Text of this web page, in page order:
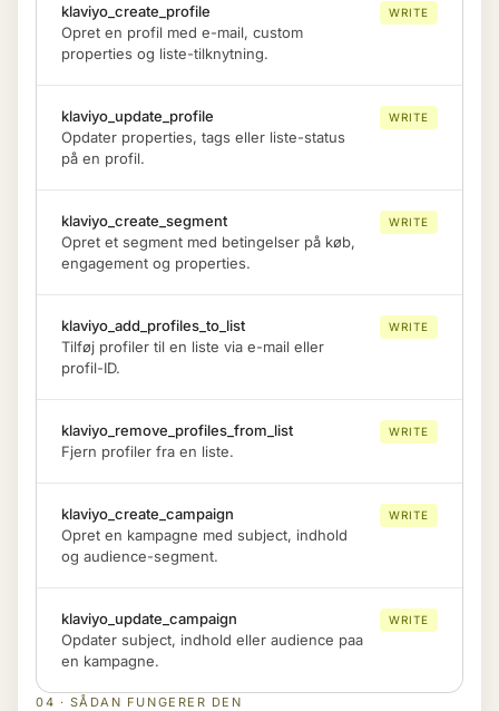
klaviyo_create_profile
Opret en profil med e-mail, custom
properties og liste-tilknytning.
WRITE
klaviyo_update_profile
Opdater properties, tags eller liste-status
på en profil.
WRITE
klaviyo_create_segment
Opret et segment med betingelser på køb,
engagement og properties.
WRITE
klaviyo_add_profiles_to_list
Tilføj profiler til en liste via e-mail eller
profil-ID.
WRITE
klaviyo_remove_profiles_from_list
Fjern profiler fra en liste.
WRITE
klaviyo_create_campaign
Opret en kampagne med subject, indhold
og audience-segment.
WRITE
klaviyo_update_campaign
Opdater subject, indhold eller audience paa
en kampagne.
WRITE
04 · SÅDAN FUNGERER DEN